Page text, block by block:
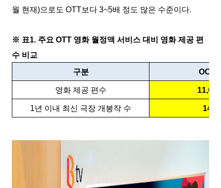
월 현재)으로도 OTT보다 3~5배 정도 많은 수준이다.
※ 표1. 주요 OTT 영화 월정액 서비스 대비 영화 제공 편
수 비교
구분
영화 제공 편수 11,000
1년 이내 최신 극장 개봉작 수 140